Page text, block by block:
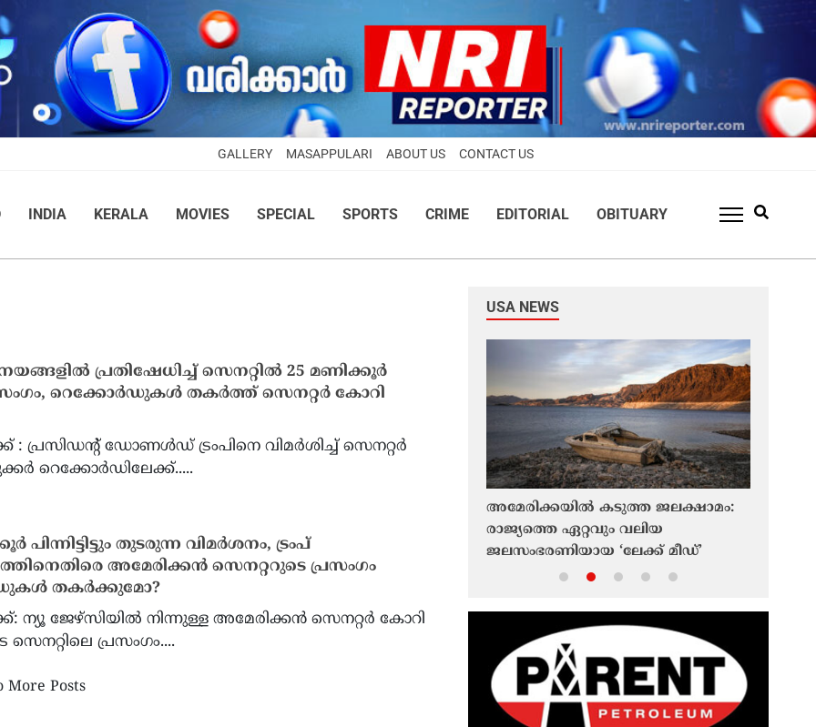
GALLERY MASAPPULARI ABOUT US CONTACT US
INDIA KERALA MOVIES SPECIAL SPORTS CRIME EDITORIAL OBITUARY
നയങ്ങളില്‍ പ്രതിഷേധിച്ച് സെനറ്റില്‍ 25 മണിക്കൂര്‍
റെക്കോര്‍ഡുകള്‍ തകര്‍ത്ത് സെനറ്റര്‍ കോറി
: പ്രസിഡന്റ് ഡോണള്‍ഡ് ട്രംപിനെ വിമര്‍ശിച്ച് സെനറ്റര്‍
റെക്കോര്‍ഡിലേക്ക്.....
പിന്നിട്ടിട്ടും തുടരുന്ന വിമർശനം, ട്രംപ്
അമേരിക്കൻ സെനറ്ററുടെ പ്രസംഗം
തകർക്കുമോ?
ന്യൂ ജേഴ്‌സിയിൽ നിന്നുള്ള അമേരിക്കൻ സെനറ്റർ കോറി
പ്രസംഗം....
More Posts
USA NEWS
16ാം കൺവൻഷൻ:
ഫോർട്ട്
മേയർ ഡീൻ
പുടിൻ ആക്രമിക്കാൻ സാധ്യതയെന്ന്
യുഎസ് രഹസ്യാന്വേഷണ റിപ്പോർട്ട്
അമേരിക്കയിൽ കടുത്ത ജലക്ഷാമം:
രാജ്യത്തെ ഏറ്റവും വലിയ
ജലസംഭരണിയായ ‘ലേക്ക് മീഡ്’
ചരിത്രത്തിലെ ഏറ്റവും താഴ്ന്ന